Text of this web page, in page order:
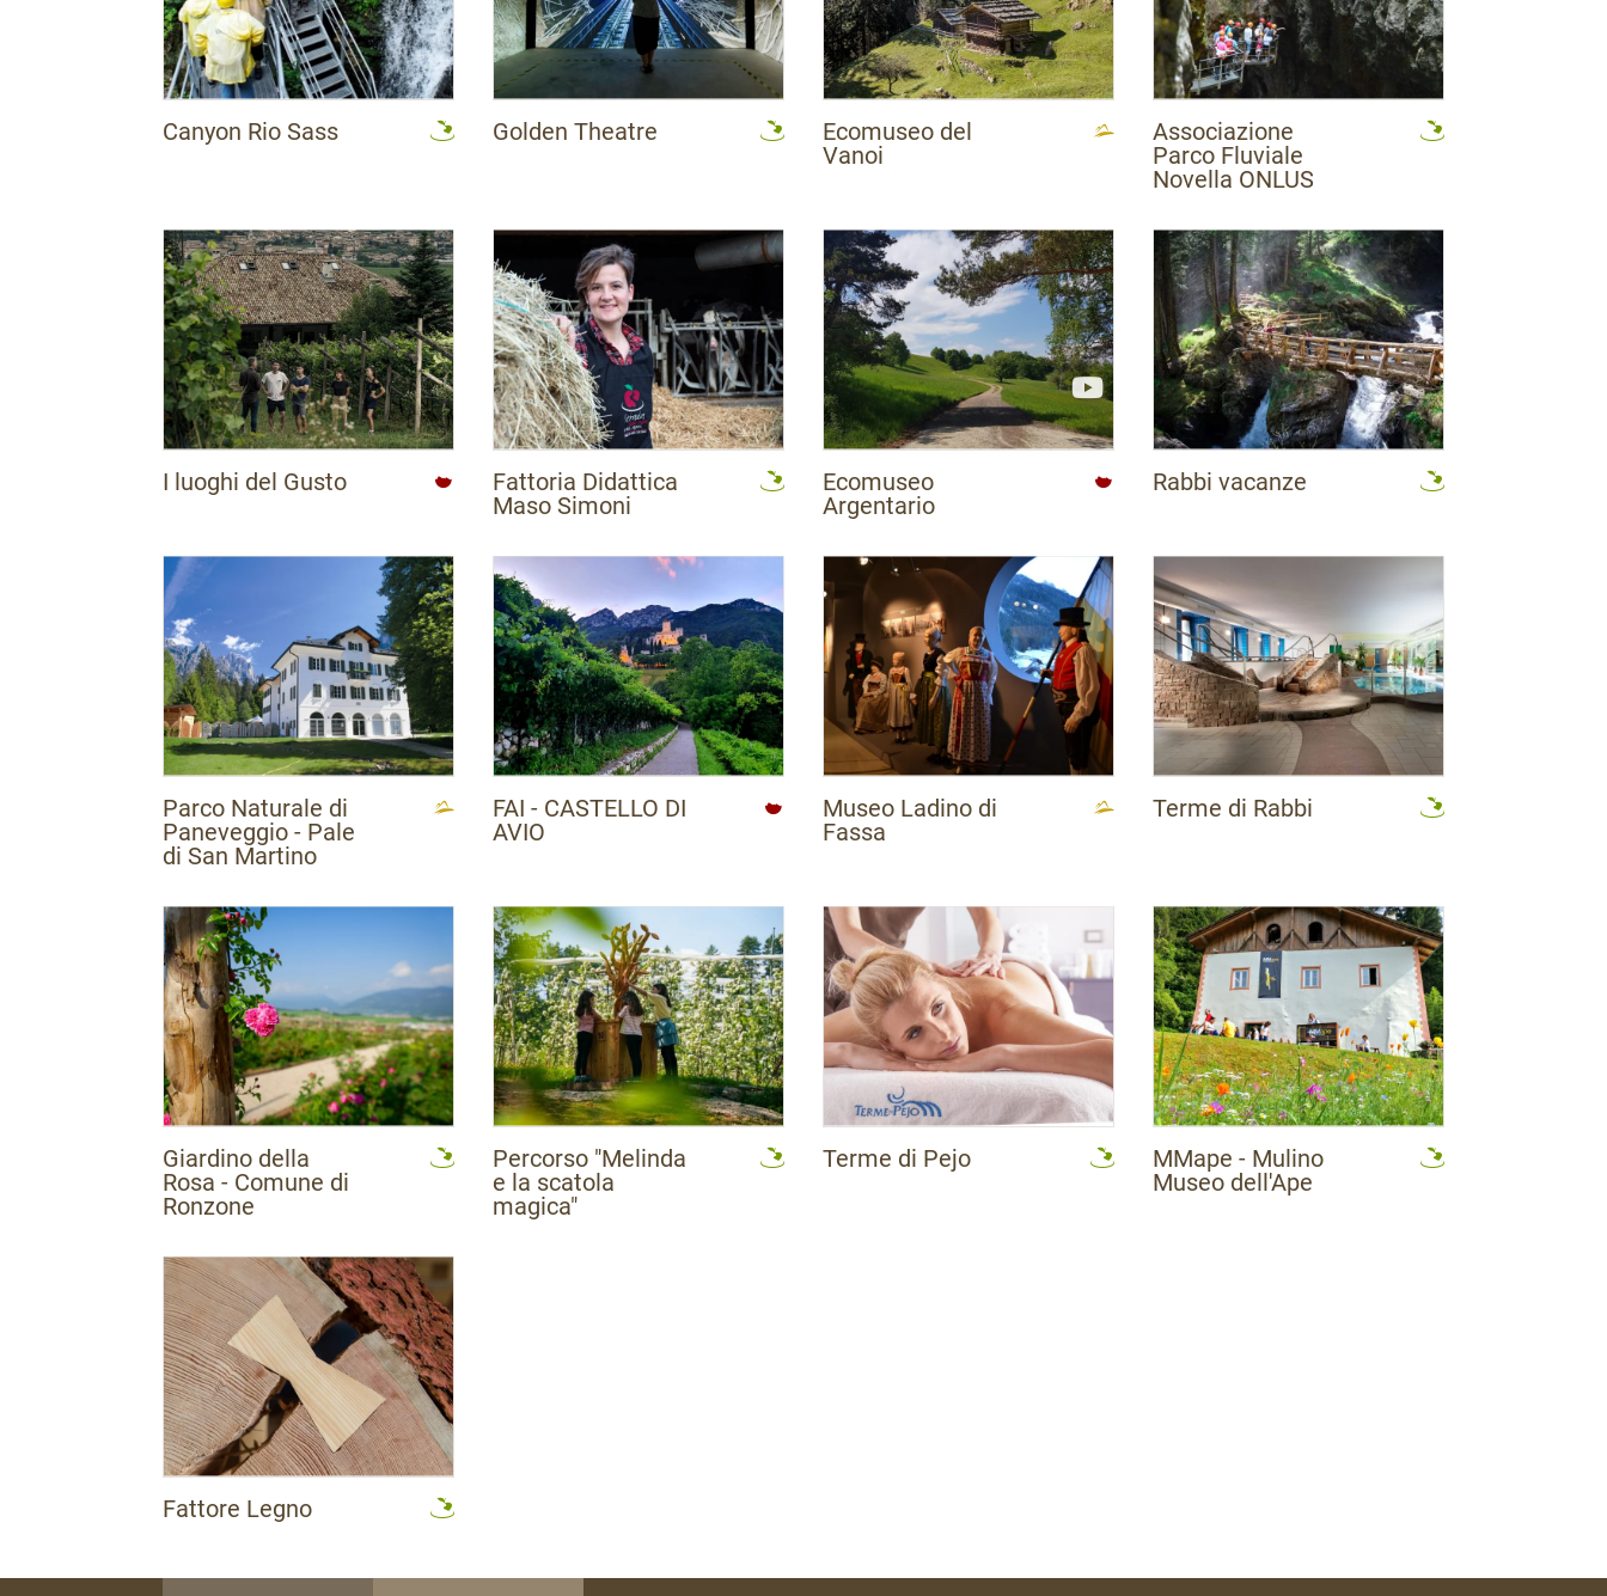
APT Valsugana Lagorai
Azienda per il Turismo di Rovereto e Vallagarina
Azienda per il Turismo Rovereto e Vallagarina
Canyon Rio Sass Golden Theatre
Ecomuseo del
Vanoi
Associazione
Parco Fluviale
Novella ONLUS
I luoghi del Gusto
Fattoria Didattica
Maso Simoni
Ecomuseo
Argentario
Rabbi vacanze
Parco Naturale di
Paneveggio - Pale
di San Martino
FAI - CASTELLO DI
AVIO
Museo Ladino di
Fassa
Terme di Rabbi
Giardino della
Rosa - Comune di
Ronzone
Percorso "Melinda
e la scatola
magica"
Terme di Pejo
MMape - Mulino
Museo dell'Ape
Fattore Legno